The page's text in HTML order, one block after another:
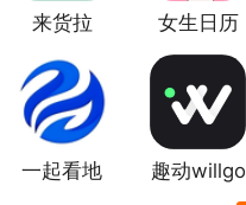
来货拉
女生日历
app
一起看地
趣动willgo